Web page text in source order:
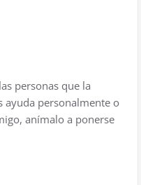
personas que la
ayuda personalmente o
anímalo a ponerse